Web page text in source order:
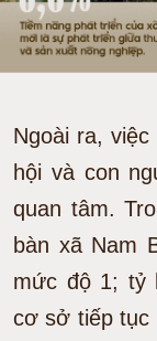
Ngoài ra,
hội và con
quan tâm.
bàn xã Nam
mức độ 1; tỷ
cơ sở tiếp tục